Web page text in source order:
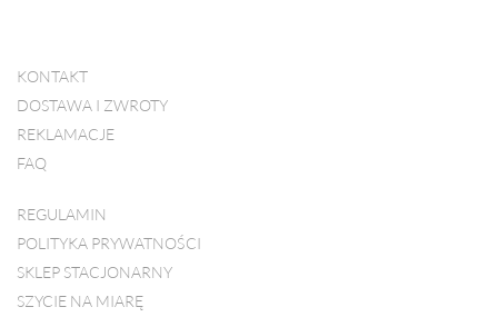
KONTAKT
DOSTAWA I ZWROTY
REKLAMACJE
FAQ
REGULAMIN
POLITYKA PRYWATNOŚCI
SKLEP STACJONARNY
SZYCIE NA MIARĘ